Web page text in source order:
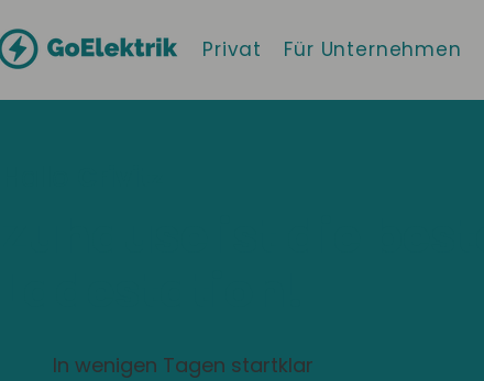
Privat Für Unternehmen
In wenigen Tagen startklar